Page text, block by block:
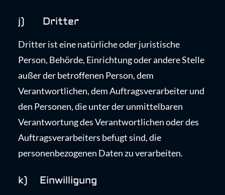
j) Dritter
Dritter ist eine natürliche oder juristische
Person, Behörde, Einrichtung oder andere Stelle
außer der betroffenen Person, dem
Verantwortlichen, dem Auftragsverarbeiter und
den Personen, die unter der unmittelbaren
Verantwortung des Verantwortlichen oder des
Auftragsverarbeiters befugt sind, die
personenbezogenen Daten zu verarbeiten.
k) Einwilligung